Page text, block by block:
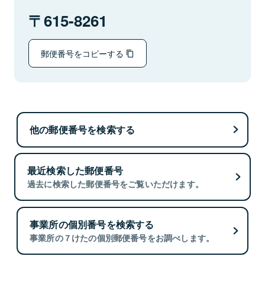
615-8261
郵便番号をコピーする
他の郵便番号を検索する
最近検索した郵便番号
過去に検索した郵便番号をご覧いただけます。
事業所の個別番号を検索する
事業所の７けたの個別郵便番号をお調べします。